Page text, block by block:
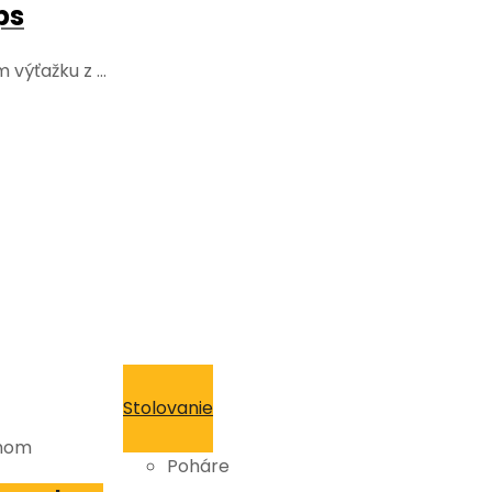
Stolovanie
Poháre
výťažku z …